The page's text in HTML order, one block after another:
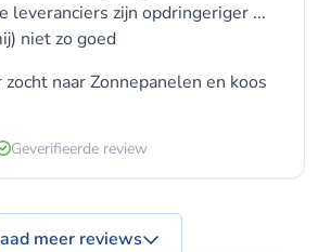
leveranciers zijn opdringeriger ...
niet zo goed
naar Zonnepanelen en koos
Geverifieerde review
meer reviews